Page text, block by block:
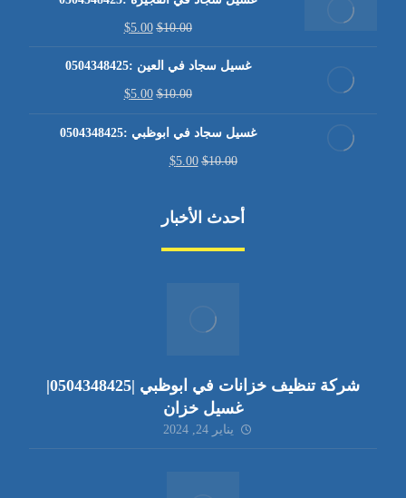
$10.00
$5.00
غسيل سجاد في العين :0504348425
$10.00
$5.00
غسيل سجاد في ابوظبي :0504348425
$10.00
$5.00
أحدث الأخبار
شركة تنظيف خزانات في ابوظبي |0504348425|
غسيل خزان
يناير 24, 2024